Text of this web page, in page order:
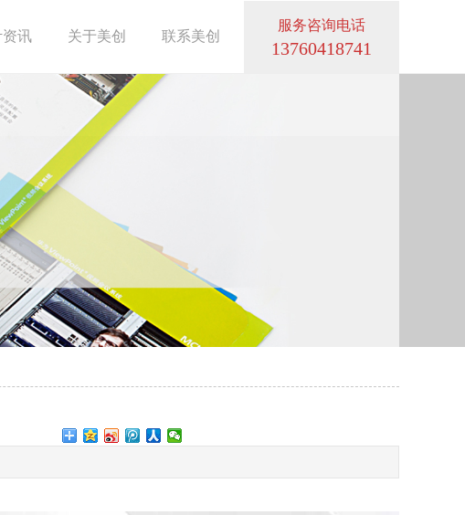
服务咨询电话
13760418741
讯 关于美创 联系美创